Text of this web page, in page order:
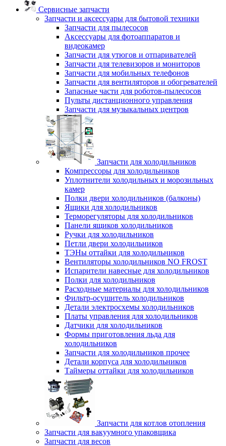
Сервисные запчасти
Запчасти и аксессуары для бытовой техники
Запчасти для пылесосов
Аксессуары для фотоаппаратов и
видеокамер
Запчасти для утюгов и отпаривателей
Запчасти для телевизоров и мониторов
Запчасти для мобильных телефонов
Запчасти для вентиляторов и обогревателей
Запасные части для роботов-пылесосов
Пульты дистанционного управления
Запчасти для музыкальных центров
Запчасти для холодильников
Компрессоры для холодильников
Уплотнители холодильных и морозильных
камер
Полки двери холодильников (балконы)
Ящики для холодильников
Терморегуляторы для холодильников
Панели ящиков холодильников
Ручки для холодильников
Петли двери холодильников
ТЭНы оттайки для холодильников
Вентиляторы холодильников NO FROST
Испарители навесные для холодильников
Полки для холодильников
Расходные материалы для холодильников
Фильтр-осушитель холодильников
Детали электросхемы холодильников
Платы управления для холодильников
Датчики для холодильников
Формы приготовления льда для
холодильников
Запчасти для холодильников прочее
Детали корпуса для холодильников
Таймеры оттайки для холодильников
Запчасти для котлов отопления
Запчасти для вакуумного упаковщика
Запчасти для весов